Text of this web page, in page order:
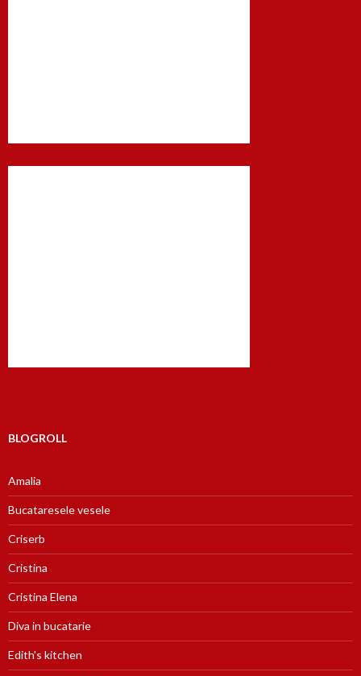
BLOGROLL
Amalia
Bucataresele vesele
Criserb
Cristina
Cristina Elena
Diva in bucatarie
Edith's kitchen